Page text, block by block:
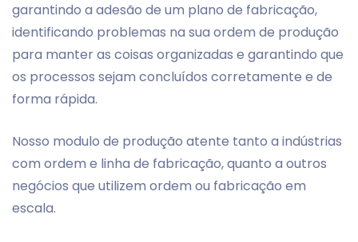
garantindo a adesão de um plano de fabricação,
identificando problemas na sua ordem de produção
para manter as coisas organizadas e garantindo que
os processos sejam concluídos corretamente e de
forma rápida.
Nosso modulo de produção atente tanto a indústrias
com ordem e linha de fabricação, quanto a outros
negócios que utilizem ordem ou fabricação em
escala.